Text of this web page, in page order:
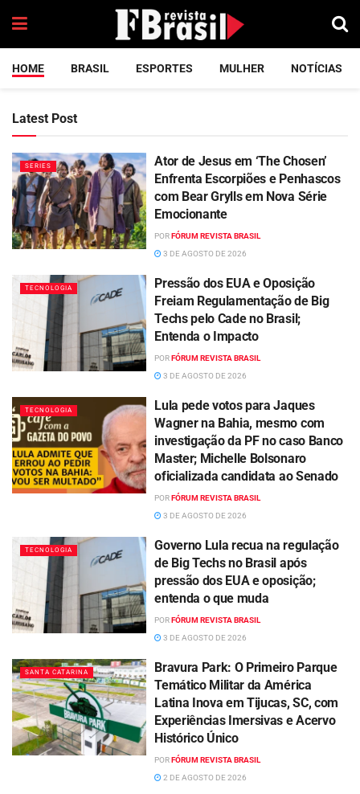
HOME BRASIL ESPORTES MULHER NOTÍCIAS
Latest Post
SERIES
Ator de Jesus em ‘The Chosen’
Enfrenta Escorpiões e Penhascos
com Bear Grylls em Nova Série
Emocionante
PORFÓRUM REVISTA BRASIL
3 DE AGOSTO DE 2026
TECNOLOGIA
Pressão dos EUA e Oposição
Freiam Regulamentação de Big
Techs pelo Cade no Brasil;
Entenda o Impacto
PORFÓRUM REVISTA BRASIL
3 DE AGOSTO DE 2026
TECNOLOGIA
Lula pede votos para Jaques
Wagner na Bahia, mesmo com
investigação da PF no caso Banco
Master; Michelle Bolsonaro
oficializada candidata ao Senado
PORFÓRUM REVISTA BRASIL
3 DE AGOSTO DE 2026
TECNOLOGIA
Governo Lula recua na regulação
de Big Techs no Brasil após
pressão dos EUA e oposição;
entenda o que muda
PORFÓRUM REVISTA BRASIL
3 DE AGOSTO DE 2026
SANTA CATARINA
Bravura Park: O Primeiro Parque
Temático Militar da América
Latina Inova em Tijucas, SC, com
Experiências Imersivas e Acervo
Histórico Único
PORFÓRUM REVISTA BRASIL
2 DE AGOSTO DE 2026